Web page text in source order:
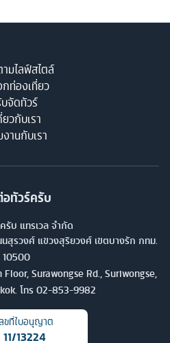
มไลฟ์สไตล์
ท่องเที่ยว
จัดทัวร์
ยวกับเรา
านกับเรา
ทัวร์ครับ
รับ แทรเวล จำกัด
สุรวงศ์ แขวงสุริยวงศ์ เขตบางรัก กทม.
10500
Surawongse Rd., Suriwongse,
โทร 02-853-9982
ขที่ใบอนุญาต
11/13224